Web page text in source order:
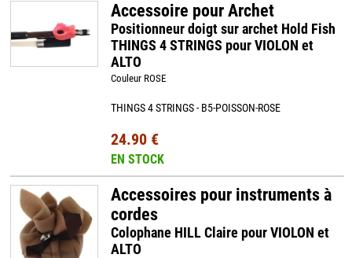
Accessoire pour Archet
Positionneur doigt sur archet Hold Fish
THINGS 4 STRINGS pour VIOLON et
ALTO
Couleur ROSE
THINGS 4 STRINGS - B5-POISSON-ROSE
24.90 €
EN STOCK
Accessoires pour instruments à
cordes
Colophane HILL Claire pour VIOLON et
ALTO